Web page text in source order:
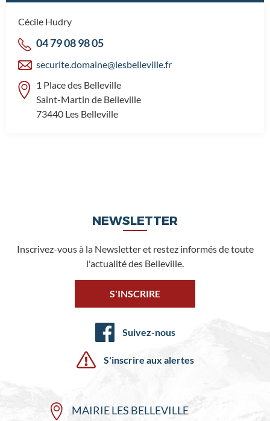
Cécile Hudry
04 79 08 98 05
securite.domaine@lesbelleville.fr
1 Place des Belleville
Saint-Martin de Belleville
73440 Les Belleville
NEWSLETTER
Inscrivez-vous à la Newsletter et restez informés de toute
l'actualité des Belleville.
S'INSCRIRE
Suivez-nous
S'inscrire aux alertes
MAIRIE LES BELLEVILLE